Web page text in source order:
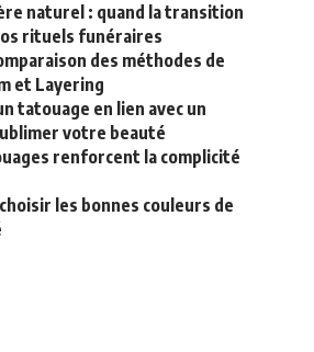
naturel : quand la transition
rituels funéraires
des méthodes de
et Layering
tatouage en lien avec un
votre beauté
renforcent la complicité
les bonnes couleurs de